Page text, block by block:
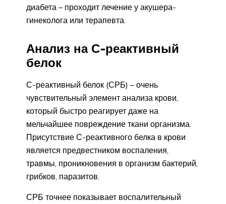
диабета – проходит лечение у акушера-
гинеколога или терапевта.
Анализ на С-реактивный
белок
С-реактивный белок (СРБ) – очень
чувствительный элемент анализа крови,
который быстро реагирует даже на
мельчайшее повреждение ткани организма.
Присутствие С-реактивного белка в крови
является предвестником воспаления,
травмы, проникновения в организм бактерий,
грибков, паразитов.
СРБ точнее показывает воспалительный